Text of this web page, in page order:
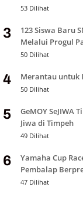
53 Dilihat
3
123 Siswa Baru
Melalui Progul
50 Dilihat
4 Merantau untuk
50 Dilihat
5
GeMOY SeJIWA
Jiwa di Timpeh
49 Dilihat
6
Yamaha Cup
Pembalap
47 Dilihat